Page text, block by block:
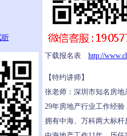
听
下载报名表 http://
【特约讲师】
张老师：深圳市知名房
29年房地产行业工作经
拥有中海、万科两大标